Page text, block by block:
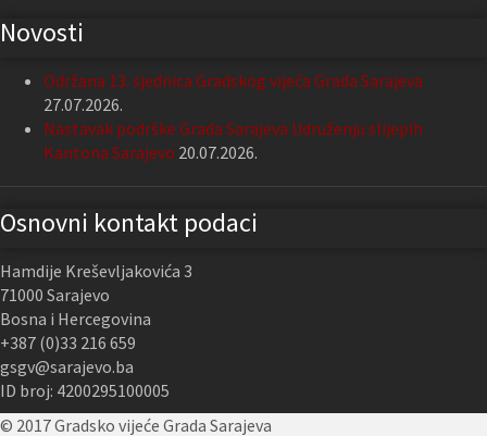
Novosti
Održana 13. sjednica Gradskog vijeća Grada Sarajeva
27.07.2026.
Nastavak podrške Grada Sarajeva Udruženju slijepih
Kantona Sarajevo 20.07.2026.
Osnovni kontakt podaci
Hamdije Kreševljakovića 3
71000 Sarajevo
Bosna i Hercegovina
+387 (0)33 216 659
gsgv@sarajevo.ba
ID broj: 4200295100005
© 2017 Gradsko vijeće Grada Sarajeva